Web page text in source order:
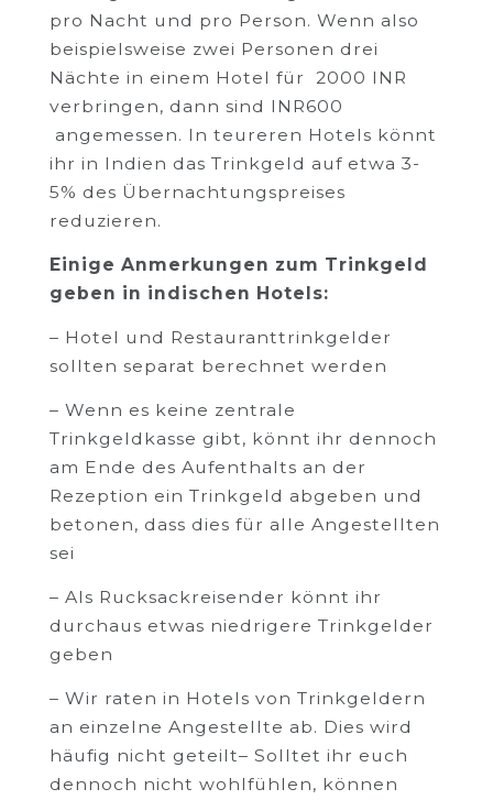
pro Nacht und pro Person. Wenn also
beispielsweise zwei Personen drei
Nächte in einem Hotel für 2000 INR
verbringen, dann sind INR600
angemessen. In teureren Hotels könnt
ihr in Indien das Trinkgeld auf etwa 3-
5% des Übernachtungspreises
reduzieren.
Einige Anmerkungen zum Trinkgeld
geben in indischen Hotels:
– Hotel und Restauranttrinkgelder
sollten separat berechnet werden
– Wenn es keine zentrale
Trinkgeldkasse gibt, könnt ihr dennoch
am Ende des Aufenthalts an der
Rezeption ein Trinkgeld abgeben und
betonen, dass dies für alle Angestellten
sei
– Als Rucksackreisender könnt ihr
durchaus etwas niedrigere Trinkgelder
geben
– Wir raten in Hotels von Trinkgeldern
an einzelne Angestellte ab. Dies wird
häufig nicht geteilt– Solltet ihr euch
dennoch nicht wohlfühlen, können